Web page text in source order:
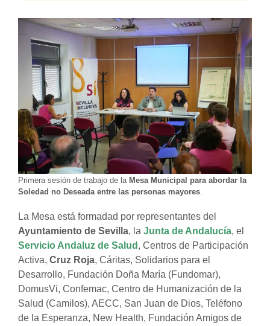
Primera sesión de trabajo de la Mesa Municipal para abordar la
Soledad no Deseada entre las personas mayores
La Mesa está formadad por representantes del
Ayuntamiento de Sevilla, la Junta de Andalucía, el
Servicio Andaluz de Salud , Centros de Participación
Activa, Cruz Roja, Cáritas, Solidarios para el
Desarrollo, Fundación Doña María (Fundomar),
DomusVi, Confemac, Centro de Humanización de la
Salud (Camilos), AECC, San Juan de Dios, Teléfono
de la Esperanza, New Health, Fundación Amigos de